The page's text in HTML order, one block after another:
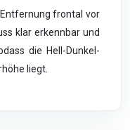
frontal vor
klar erkennbar und
die Hell-Dunkel-
liegt.